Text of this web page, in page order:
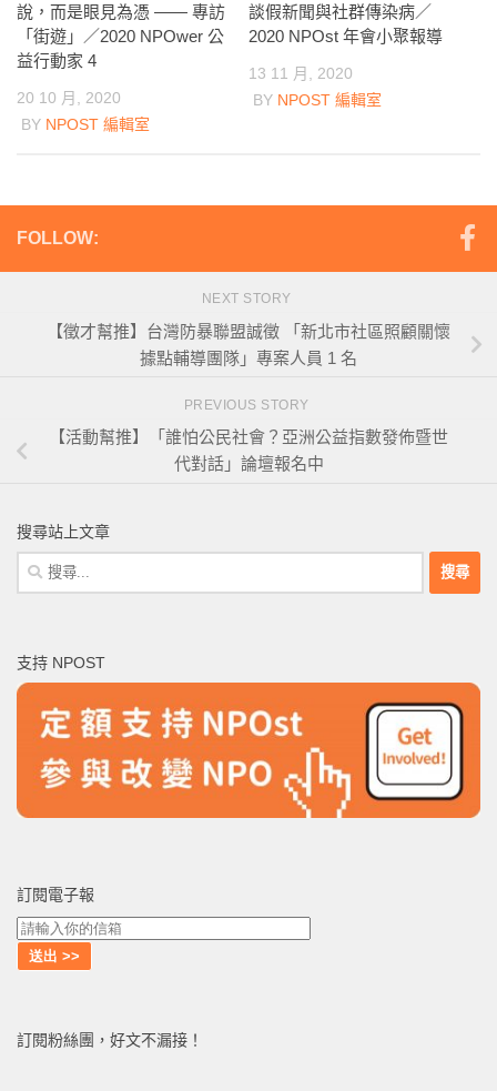
說，而是眼見為憑 —— 專訪
「街遊」／2020 NPOwer 公
益行動家 4
20 10 月, 2020
BY NPOST 編輯室
談假新聞與社群傳染病／
2020 NPOst 年會小聚報導
13 11 月, 2020
BY NPOST 編輯室
FOLLOW:
NEXT STORY
【徵才幫推】台灣防暴聯盟誠徵 「新北市社區照顧關懷
據點輔導團隊」專案人員 1 名
PREVIOUS STORY
【活動幫推】「誰怕公民社會？亞洲公益指數發佈暨世
代對話」論壇報名中
搜尋站上文章
搜
尋
字:
支持 NPOST
訂閱電子報
訂閱粉絲團，好文不漏接！